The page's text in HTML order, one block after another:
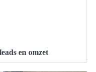
en omzet